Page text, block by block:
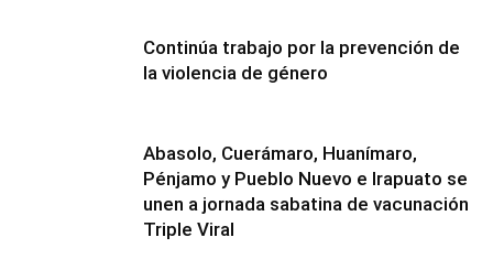
Continúa trabajo por la prevención de
la violencia de género
Abasolo, Cuerámaro, Huanímaro,
Pénjamo y Pueblo Nuevo e Irapuato se
unen a jornada sabatina de vacunación
Triple Viral